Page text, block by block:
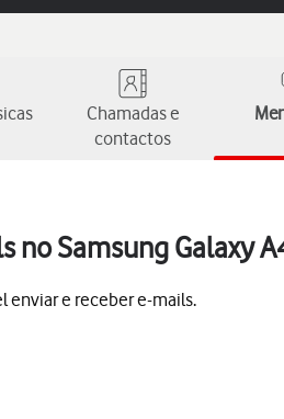
Chamadas e
contactos
Samsung Galaxy
enviar e receber e-mails.